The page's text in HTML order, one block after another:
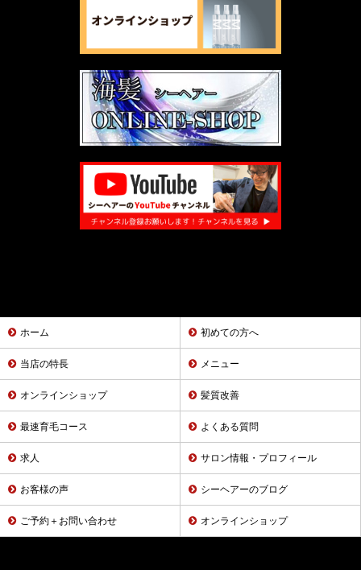
ホーム 初めての方へ
当店の特長 メニュー
オンラインショップ 髪質改善
最速育毛コース よくある質問
求人 サロン情報・プロフィール
お客様の声 シーヘアーのブログ
ご予約＋お問い合わせ オンラインショップ